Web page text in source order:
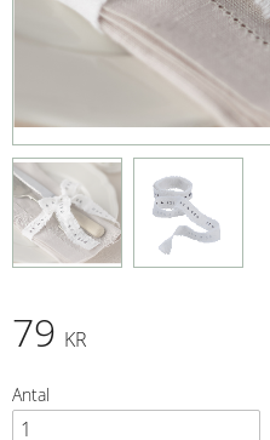
79 KR
Antal